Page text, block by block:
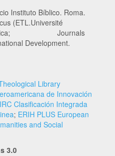
Instituto Bíblico. Roma.
(ETL.Université
Bélgica; Journals
Development.
Library
de Innovación
Clasificación Integrada
; ERIH PLUS European
and Social
3.0